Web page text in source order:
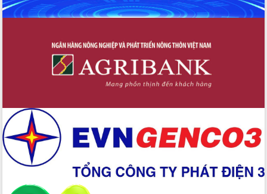
Xây dựng nền hành chính số đồng
Giai đoạn 2026-2030, Đắk Lắk phấn
đấu có 77% xã đạt chuẩn nông thôn
Chuyển đổi số 'mở đường' cho nông
Triển khai đồng bộ đo đạc, lập hồ sơ
địa chính, hoàn thiện cơ sở dữ liệu đất
Ứng dụng sinh trắc học - Bước tiến
trong hành trình chuyển đổi số tại Đắk
Lắk
Đắk Lắk nâng cao hiệu quả công tác